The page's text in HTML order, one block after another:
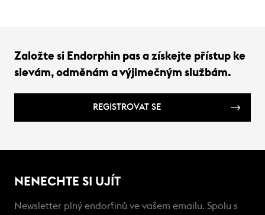
Založte si Endorphin pas a získejte přístup ke
slevám, odměnám a výjimečným službám.
REGISTROVAT SE
NENECHTE SI UJÍT
Newsletter plný endorfinů ve vašem emailu. Spolu s